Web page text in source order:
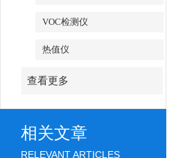
VOC检测仪
热值仪
查看更多
相关文章
RELEVANT ARTICLES